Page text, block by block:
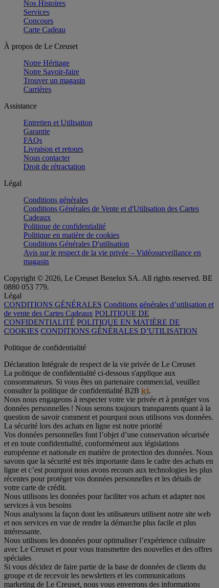
Nos Histoires
Services
Concours
Carte Cadeau
À propos de Le Creuset
Notre Héritage
Notre Savoir-faire
Trouver un magasin
Carrières
Assistance
Entretien et Utilisation
Garantie
FAQs
Livraison et retours
Nous contacter
Droit de rétractation
Légal
Conditions générales
Conditions Générales de Vente et d'Utilisation des Cartes
Cadeaux
Politique de confidentialité
Politique en matière de cookies
Conditions Générales D'utilisation
Avis sur le respect de la vie privée – Vidéosurveillance en
magasin
Copyright © 2026, Le Creuset Benelux SA. All rights reserved. BE
0880 053 779.
Légal
CONDITIONS GÉNÉRALES Conditions générales d’utilisation et
de vente des Cartes Cadeaux POLITIQUE DE
CONFIDENTIALITÉ POLITIQUE EN MATIÈRE DE
COOKIES CONDITIONS GÉNÉRALES D’UTILISATION
Politique de confidentialité
Déclaration Intégrale de respect de la vie privée de Le Creuset
La politique de confidentialité ci-dessous s'applique aux
consommateurs. Si vous êtes un partenaire commercial, veuillez
consulter la politique de confidentialité B2B ici.
Nous nous engageons à respecter votre vie privée et à protéger vos
données personnelles ! Nous serons toujours transparents quant à la
question de savoir comment et pourquoi nous utilisons vos données.
La sécurité lors des achats en ligne est notre priorité
Vos données personnelles font l’objet d’une conservation sécurisée
et en toute confidentialité, conformément aux législations
européenne et nationale en matière de protection des données. Nous
savons que la sécurité est très importante dans le cadre des achats en
ligne et c’est pourquoi nous avons recours aux technologies les plus
récentes pour protéger vos données personnelles et les détails de
votre carte de crédit.
Nous utilisons les données pour faciliter vos achats et adapter nos
services à vos besoins
Nous analysons la façon dont les utilisateurs utilisent notre site web
et nos services en vue de rendre la démarche plus facile et plus
intéressante.
Nous utilisons les données pour optimaliser l’expérience culinaire
avec Le Creuset et pour vous transmettre des nouvelles et des offres
spéciales
Si vous décidez de faire partie de la base de données de clients du
groupe et de recevoir les newsletters et les communications
marketing de Le Creuset, nous vous enverrons des informations